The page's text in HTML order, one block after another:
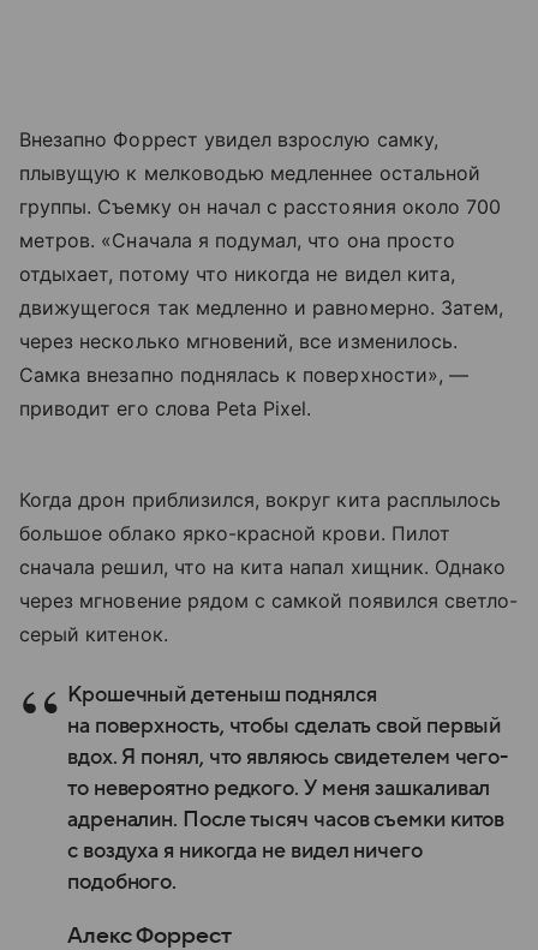
Внезапно Форрест увидел взрослую самку,
плывущую к мелководью медленнее остальной
группы. Съемку он начал с расстояния около 700
метров. «Сначала я подумал, что она просто
отдыхает, потому что никогда не видел кита,
движущегося так медленно и равномерно. Затем,
через несколько мгновений, все изменилось.
Самка внезапно поднялась к поверхности», —
приводит его слова Peta Pixel.
Когда дрон приблизился, вокруг кита расплылось
большое облако ярко-красной крови. Пилот
сначала решил, что на кита напал хищник. Однако
через мгновение рядом с самкой появился светло-
серый китенок.
Крошечный детеныш поднялся
на поверхность, чтобы сделать свой первый
вдох. Я понял, что являюсь свидетелем чего-
то невероятно редкого. У меня зашкаливал
адреналин. После тысяч часов съемки китов
с воздуха я никогда не видел ничего
подобного.
Алекс Форрест